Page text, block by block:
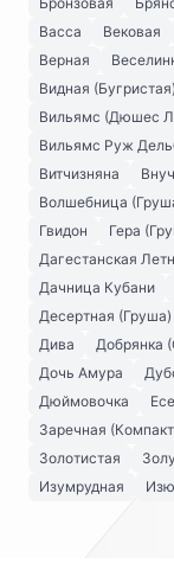
Васса
Вековая
Верная
Видная (Бугристая)
Вильямс (Дюшес
Вильямс Руж
Витчизняна
Волшебница
Гвидон
Гера
Дагестанская
Дачница Кубани
Десертная (Груша)
Дива
Добрянка
Дочь Амура
Дюймовочка
Заречная
Золотистая
Изумрудная